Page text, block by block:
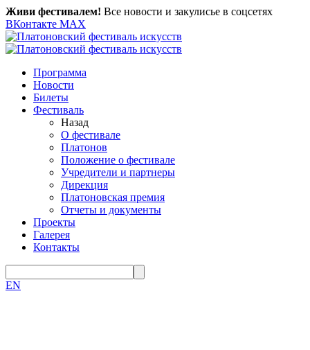
Живи фестивалем! Все новости и закулисье в соцсетях
ВКонтакте MAX
Программа
Новости
Билеты
Фестиваль
Назад
О фестивале
Платонов
Положение о фестивале
Учредители и партнеры
Дирекция
Платоновская премия
Отчеты и документы
Проекты
Галерея
Контакты
EN